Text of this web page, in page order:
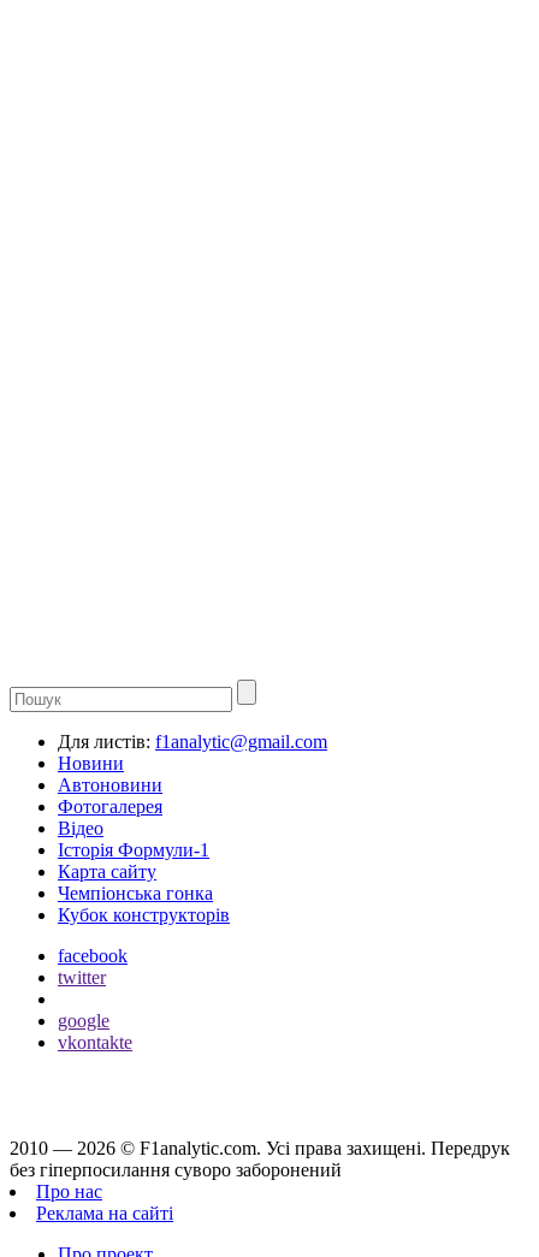
Для листів: f1analytic@gmail.com
Новини
Автоновини
Фотогалерея
Відео
Історія Формули-1
Карта сайту
Чемпіонська гонка
Кубок конструкторів
facebook
twitter
google
vkontakte
2010 — 2026 © F1analytic.com. Усi права захищенi. Передрук
без гіперпосилання суворо заборонений
Про нас
Реклама на сайті